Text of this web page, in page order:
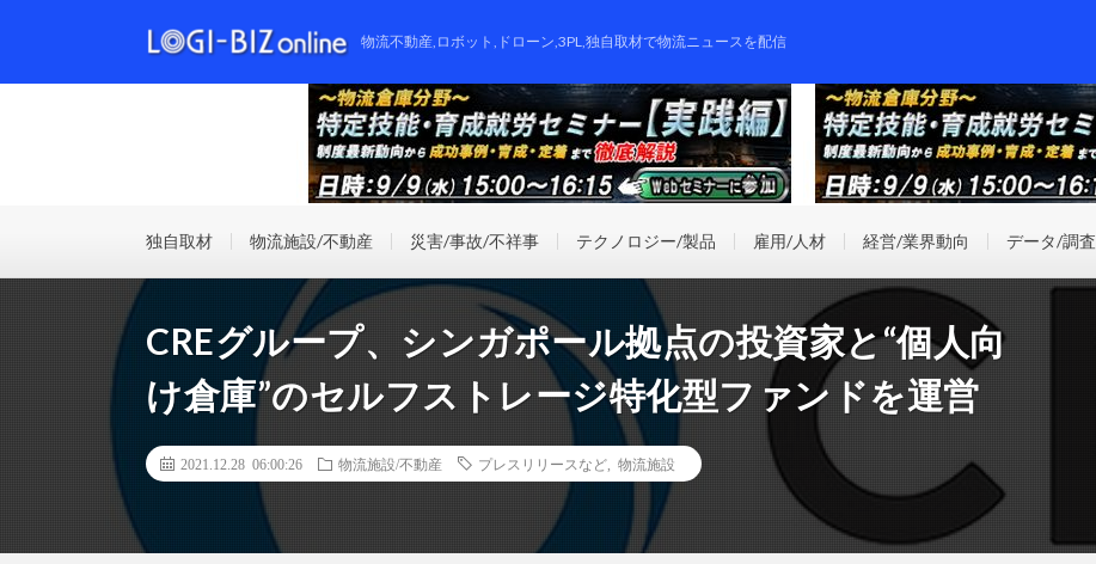
物流不動産,ロボット,ドローン,3PL,独自取材で物流ニュースを配信
独自取材 物流施設/不動産 災害/事故/不祥事 テクノロジー/製品 雇用/人材 経営/業界動向 データ/調査
CREグループ、シンガポール拠点の投資家と“個人向
け倉庫”のセルフストレージ特化型ファンドを運営
2021.12.28 06:00:26 物流施設/不動産 プレスリリースなど 物流施設